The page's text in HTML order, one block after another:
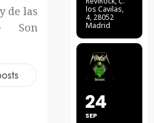
de las
Son
los Cavilas,
4, 28052
Madrid
24
SEP